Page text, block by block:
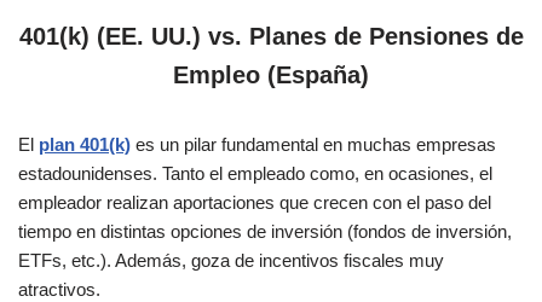
401(k) (EE. UU.) vs. Planes de Pensiones de
Empleo (España)
El plan 401(k) es un pilar fundamental en muchas empresas
estadounidenses. Tanto el empleado como, en ocasiones, el
empleador realizan aportaciones que crecen con el paso del
tiempo en distintas opciones de inversión (fondos de inversión,
ETFs, etc.). Además, goza de incentivos fiscales muy
atractivos.